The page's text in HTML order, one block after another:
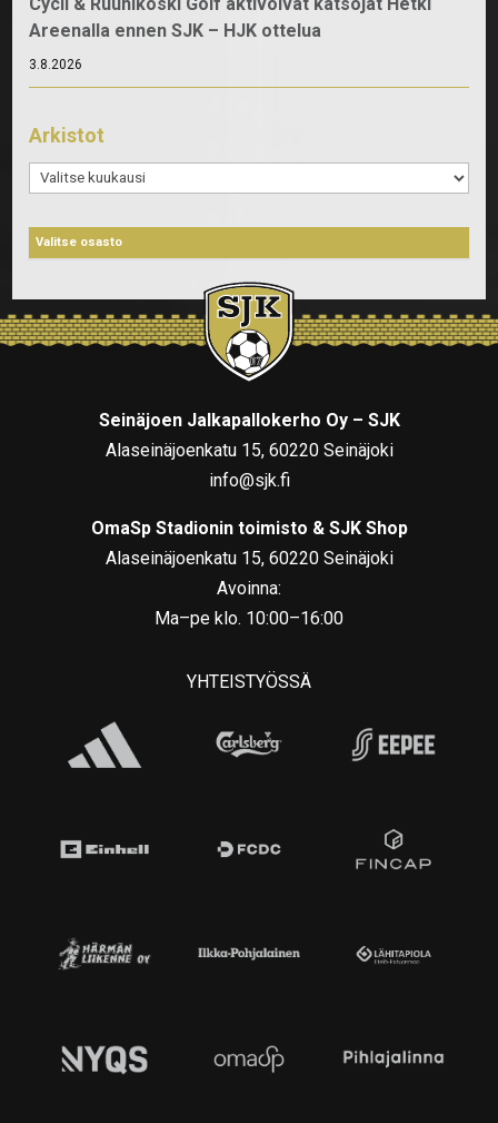
Areenalla ennen SJK – HJK ottelua
3.8.2026
Arkistot
Arkistot
Seinäjoen Jalkapallokerho Oy – SJK
Alaseinäjoenkatu 15, 60220 Seinäjoki
info@sjk.fi
OmaSp Stadionin toimisto & SJK Shop
Alaseinäjoenkatu 15, 60220 Seinäjoki
Avoinna:
Ma–pe klo. 10:00–16:00
YHTEISTYÖSSÄ